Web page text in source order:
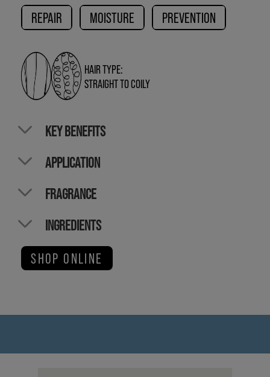
REPAIR MOISTURE PREVENTION
HAIR TYPE:
STRAIGHT TO COILY
KEY BENEFITS
APPLICATION
FRAGRANCE
INGREDIENTS
SHOP ONLINE